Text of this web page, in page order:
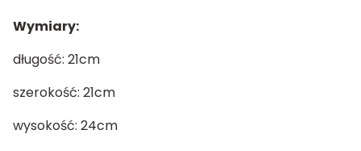
Wymiary:
długość: 21cm
szerokość: 21cm
wysokość: 24cm